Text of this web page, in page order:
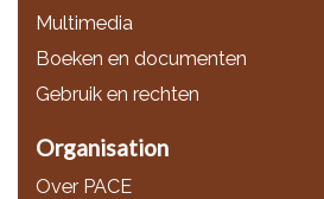
Multimedia
Boeken en documenten
Gebruik en rechten
Organisation
Over PACE